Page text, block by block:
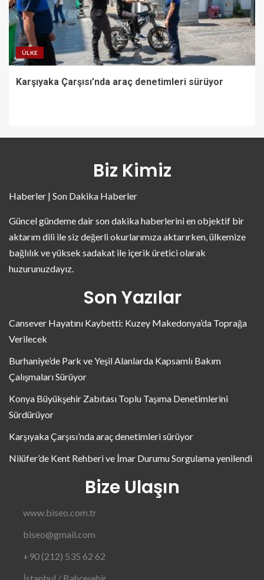
ÜLKE
Karşıyaka Çarşısı’nda araç denetimleri sürüyor
Biz Kimiz
Haberler | Son Dakika Haberler
Güncel gündeme dair son dakika haberlerini en objektif bir
aktarım dili ile siz değerli okurlarımıza aktarırken, ülkemize
bağlılık ve yüksek sadakat ile içerik üretici olarak
huzurunuzdayız.
Son Yazılar
Cansever Hayatını Kaybetti: Kuzey Makedonya’da Toprağa
Verilecek
Burhaniye’de Park ve Yeşil Alanlarda Kapsamlı Bakım
Çalışmaları Sürüyor
Konya Büyükşehir Zabıtası Toplu Taşıma Denetimlerini
Sürdürüyor
Karşıyaka Çarşısı’nda araç denetimleri sürüyor
Nilüfer’de Kent Rehberi ve İmar Durumu Sorgulama yenilendi
Bize Ulaşın
www.biseo.com.tr
biseo@gmail.com
+90 (212) 535 62 62